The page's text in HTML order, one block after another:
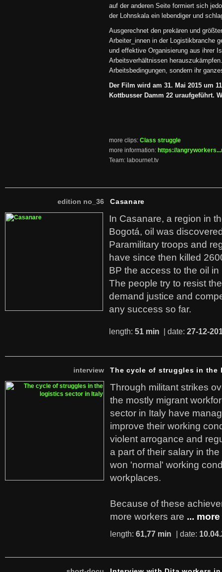
auf der anderen Seite formiert sich
der Lohnskala ein lebendiger und
Ausgerechnet den prekären und
Arbeiter_innen in der Logistikbranche
und effektive Organisierung aus ihrer
Arbeitsverhältnissen
Arbeitsbedingungen, sondern ihr
Der Film wird am 31. Mai 2015 um
Kottbusser Damm 22 uraufgeführt.
more clips: Class struggle
more information: https://
Team: labournet.tv
edition no_36 Casanare
In Casanare, a region in
Bogotá, oil was
Paramilitary troops and
have since then killed
BP the access to the oil in
The people try to resist
demand justice and
any success so far.
length: 51 min | date: 27-12-
interview The cycle of struggles in
Through militant strikes
the mostly migrant
sector in Italy have
improve their working
violent arrogance and
a part of their salary in
won 'normal' working
workplaces.
Because of these
more workers are ... more
length: 61,77 min | date: